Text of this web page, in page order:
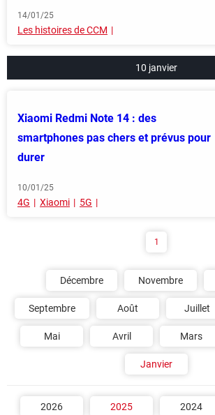
14/01/25
Les histoires de CCM
10 janvier
Xiaomi Redmi Note 14 : des
smartphones pas chers et prévus pour
durer
10/01/25
4G Xiaomi 5G
1
Décembre Novembre
Septembre Août Juillet
Mai Avril Mars
Janvier
2026 2025 2024